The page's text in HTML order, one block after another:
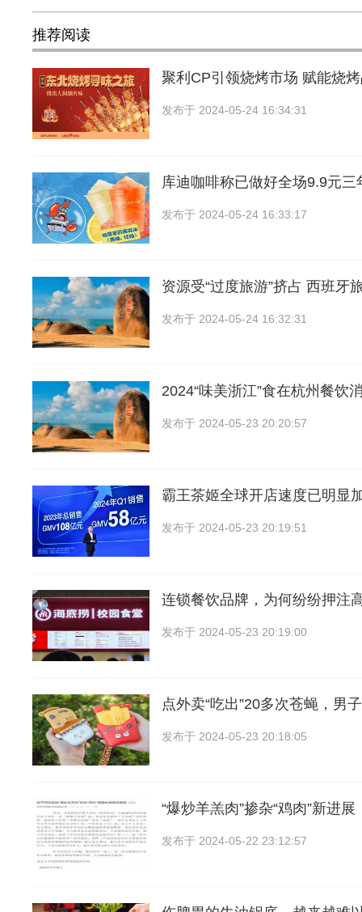
推荐阅读
聚利CP引领烧烤市场 赋能烧
发布于 2024-05-24 16:34:31
库迪咖啡称已做好全场9.9元三
发布于 2024-05-24 16:33:17
资源受“过度旅游”挤占 西班牙
发布于 2024-05-24 16:32:31
2024“味美浙江”食在杭州餐饮
发布于 2024-05-23 20:20:57
霸王茶姬全球开店速度已明显
发布于 2024-05-23 20:19:51
连锁餐饮品牌，为何纷纷押注
发布于 2024-05-23 20:19:00
点外卖“吃出”20多次苍蝇，男
发布于 2024-05-23 20:18:05
“爆炒羊羔肉”掺杂“鸡肉”新进展
发布于 2024-05-22 23:12:57